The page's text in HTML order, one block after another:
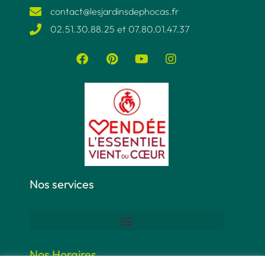
contact@lesjardinsdephocas.fr​
02.51.30.88.25 et 07.80.01.47.37​
Nos services
Nos Horaires